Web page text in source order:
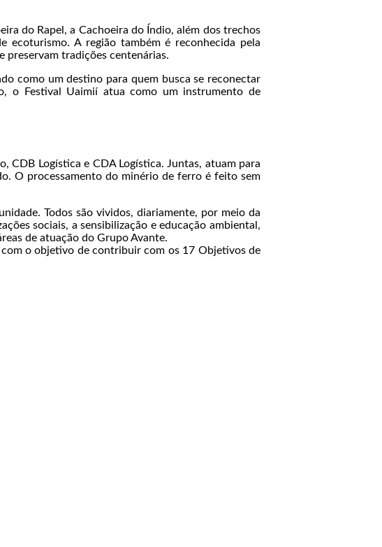
do Rapel, a Cachoeira do Índio, além dos trechos
ecoturismo. A região também é reconhecida pela
preservam tradições centenárias.
como um destino para quem busca se reconectar
o Festival Uaimií atua como um instrumento de
CDB Logística e CDA Logística. Juntas, atuam para
O processamento do minério de ferro é feito sem
Todos são vividos, diariamente, por meio da
sociais, a sensibilização e educação ambiental,
de atuação do Grupo Avante.
o objetivo de contribuir com os 17 Objetivos de